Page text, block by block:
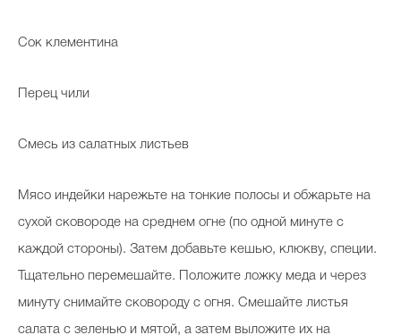
Сок клементина
Перец чили
Смесь из салатных листьев
Мясо индейки нарежьте на тонкие полосы и обжарьте на
сухой сковороде на среднем огне (по одной минуте с
каждой стороны). Затем добавьте кешью, клюкву, специи.
Тщательно перемешайте. Положите ложку меда и через
минуту снимайте сковороду с огня. Смешайте листья
салата с зеленью и мятой, а затем выложите их на